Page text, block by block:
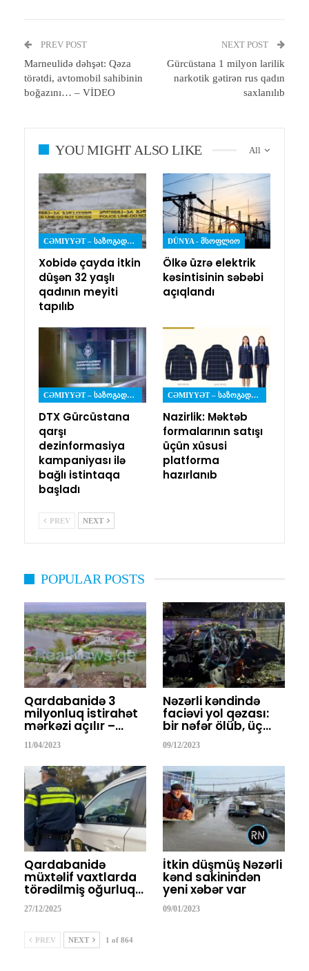
PREV POST
Marneulidə dəhşət: Qəza
törətdi, avtomobil sahibinin
boğazını… – VİDEO
NEXT POST
Gürcüstana 1 milyon larilik
narkotik gətirən rus qadın
saxlanılıb
All
YOU MIGHT ALSO LIKE
CƏMIYYƏT – ᲡᲐᲖᲝᲒᲐᲓᲝᲔᲑᲐ
Xobidə çayda itkin
düşən 32 yaşlı
qadının meyiti
tapılıb
DÜNYA - ᲛᲡᲝᲤᲚᲘᲝ
Ölkə üzrə elektrik
kəsintisinin səbəbi
açıqlandı
CƏMIYYƏT – ᲡᲐᲖᲝᲒᲐᲓᲝᲔᲑᲐ
DTX Gürcüstana
qarşı
dezinformasiya
kampaniyası ilə
bağlı istintaqa
başladı
CƏMIYYƏT – ᲡᲐᲖᲝᲒᲐᲓᲝᲔᲑᲐ
Nazirlik: Məktəb
formalarının satışı
üçün xüsusi
platforma
hazırlanıb
PREV NEXT
POPULAR POSTS
Qardabanidə 3
milyonluq istirahət
mərkəzi açılır –…
11/04/2023
Nəzərli kəndində
faciəvi yol qəzası:
bir nəfər ölüb, üç…
09/12/2023
Qardabanidə
müxtəlif vaxtlarda
törədilmiş oğurluq…
27/12/2025
İtkin düşmüş Nəzərli
kənd sakinindən
yeni xəbər var
09/01/2023
PREV NEXT 1 of 864